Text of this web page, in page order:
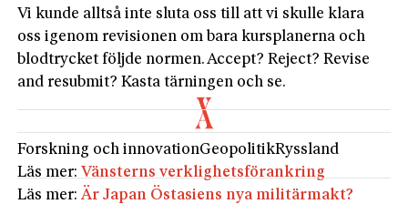
Vi kunde alltså inte sluta oss till att vi skulle klara
oss igenom revisionen om bara kursplanerna och
blodtrycket följde normen. Accept? Reject? Revise
and resubmit? Kasta tärningen och se.
Forskning och innovationGeopolitikRyssland
Läs mer: Vänsterns verklighetsförankring
Läs mer:Är Japan Östasiens nya militärmakt?